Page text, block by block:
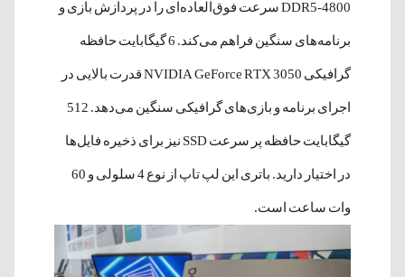
DDR5-4800 سرعت فوق‌العاده‌ای را در پردازش بازی و
برنامه‌های سنگین فراهم می‌کند. 6 گیگابایت حافظه
گرافیکی NVIDIA GeForce RTX 3050 قدرت بالایی در
اجرای برنامه‌ و بازی‌های گرافیکی سنگین می‌دهد. 512
گیگابایت حافظه پر سرعت SSD نیز برای ذخیره فایل‌ها
در اختیار دارید. باتری این لپ تاپ از نوع 4 سلولی و 60
وات ساعت است.